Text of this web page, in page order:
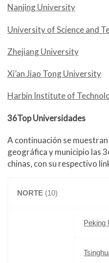
Nanjing University
University of Science and
Zhejiang University
Xi’an Jiao Tong University
Harbin Institute of
36Top Universidades
A continuación se
geográfica y municipio las
chinas, con su respectivo
NORTE (10)
Peking